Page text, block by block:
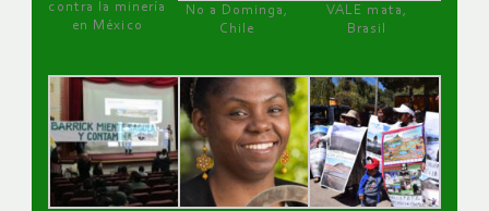
contra la minería
en México
No a Dominga,
Chile
VALE mata,
Brasil